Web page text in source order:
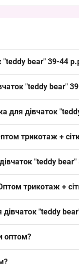
bear" 39-44
"teddy bear"
для дівчаток
трикотаж +
"teddy
і закриває базовий
трикотаж +
"teddy
оптом?
?